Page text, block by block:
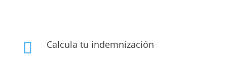
 Calcula tu indemnización